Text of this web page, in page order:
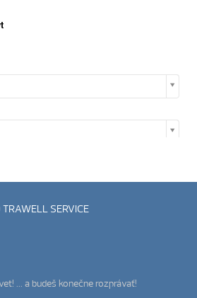
SERVICE
... a budeš konečne rozprávať!